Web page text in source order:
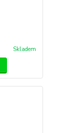
Skladem